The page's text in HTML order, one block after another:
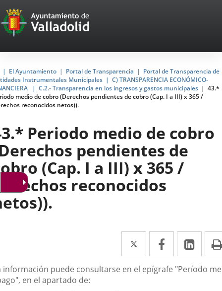
Portal
Web
del
Ayuntamiento
de
Valladolid
El Ayuntamiento Portal de Transparencia
Portal de Transparencia de
Instrumentales Municipales
C) TRANSPARENCIA ECONÓMICO-
C.2.- Transparencia en los ingresos y gastos municipales
43.*
medio de cobro (Derechos pendientes de cobro (Cap. I a III) x 365 /
reconocidos netos)).
Periodo medio de cobro
pendientes de
(Cap. I a III) x 365 /
reconocidos
Twitter
Enlace
a
una
Facebook
Enlace
a
una
a
una
información puede consultarse en el epígrafe "Período
en el apartado de: